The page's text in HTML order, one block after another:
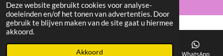
Deze website gebruikt cookies voor analyse-
doeleinden en/of het tonen van advertenties. Door
gebruik te blijven maken van de site gaat u hiermee
akkoord.
Akkoord
Telefoonnummer WhatsApp